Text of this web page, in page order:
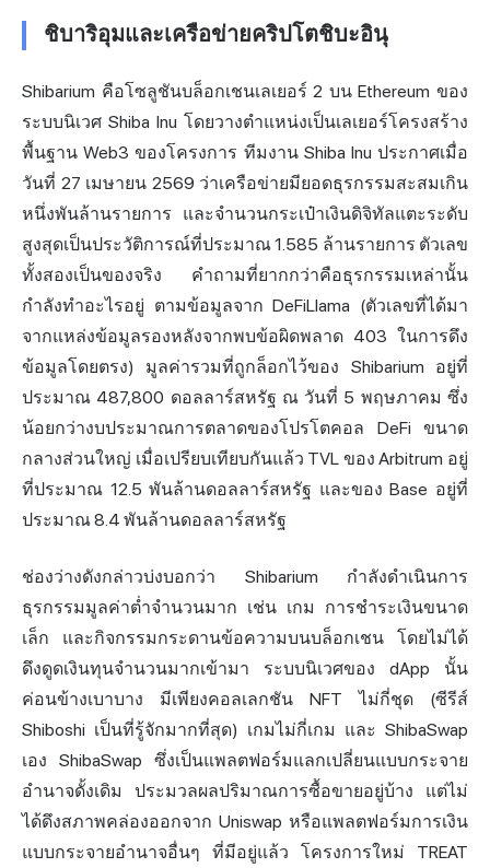
ชิบาริอุมและเครือข่ายคริปโตชิบะอินุ
Shibarium คือโซลูชันบล็อกเชนเลเยอร์ 2 บน Ethereum ของ
ระบบนิเวศ Shiba Inu โดยวางตำแหน่งเป็นเลเยอร์โครงสร้าง
พื้นฐาน Web3 ของโครงการ ทีมงาน Shiba Inu ประกาศเมื่อ
วันที่ 27 เมษายน 2569 ว่าเครือข่ายมียอดธุรกรรมสะสมเกิน
หนึ่งพันล้านรายการ และจำนวนกระเป๋าเงินดิจิทัลแตะระดับ
สูงสุดเป็นประวัติการณ์ที่ประมาณ 1.585 ล้านรายการ ตัวเลข
ทั้งสองเป็นของจริง คำถามที่ยากกว่าคือธุรกรรมเหล่านั้น
กำลังทำอะไรอยู่ ตามข้อมูลจาก DeFiLlama (ตัวเลขที่ได้มา
จากแหล่งข้อมูลรองหลังจากพบข้อผิดพลาด 403 ในการดึง
ข้อมูลโดยตรง) มูลค่ารวมที่ถูกล็อกไว้ของ Shibarium อยู่ที่
ประมาณ 487,800 ดอลลาร์สหรัฐ ณ วันที่ 5 พฤษภาคม ซึ่ง
น้อยกว่างบประมาณการตลาดของโปรโตคอล DeFi ขนาด
กลางส่วนใหญ่ เมื่อเปรียบเทียบกันแล้ว TVL ของ Arbitrum อยู่
ที่ประมาณ 12.5 พันล้านดอลลาร์สหรัฐ และของ Base อยู่ที่
ประมาณ 8.4 พันล้านดอลลาร์สหรัฐ
ช่องว่างดังกล่าวบ่งบอกว่า Shibarium กำลังดำเนินการ
ธุรกรรมมูลค่าต่ำจำนวนมาก เช่น เกม การชำระเงินขนาด
เล็ก และกิจกรรมกระดานข้อความบนบล็อกเชน โดยไม่ได้
ดึงดูดเงินทุนจำนวนมากเข้ามา ระบบนิเวศของ dApp นั้น
ค่อนข้างเบาบาง มีเพียงคอลเลกชัน NFT ไม่กี่ชุด (ซีรีส์
Shiboshi เป็นที่รู้จักมากที่สุด) เกมไม่กี่เกม และ ShibaSwap
เอง ShibaSwap ซึ่งเป็นแพลตฟอร์มแลกเปลี่ยนแบบกระจาย
อำนาจดั้งเดิม ประมวลผลปริมาณการซื้อขายอยู่บ้าง แต่ไม่
ได้ดึงสภาพคล่องออกจาก Uniswap หรือแพลตฟอร์มการเงิน
แบบกระจายอำนาจอื่นๆ ที่มีอยู่แล้ว โครงการใหม่ TREAT